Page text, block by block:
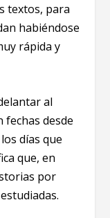
textos, para
habiéndose
rápida y
al
desde
días que
que, en
por